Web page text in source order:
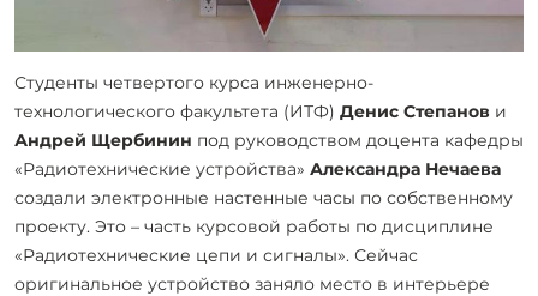
Студенты четвертого курса инженерно-
технологического факультета (ИТФ) Денис Степанов и
Андрей Щербинин под руководством доцента кафедры
«Радиотехнические устройства» Александра Нечаева
создали электронные настенные часы по собственному
проекту. Это – часть курсовой работы по дисциплине
«Радиотехнические цепи и сигналы». Сейчас
оригинальное устройство заняло место в интерьере